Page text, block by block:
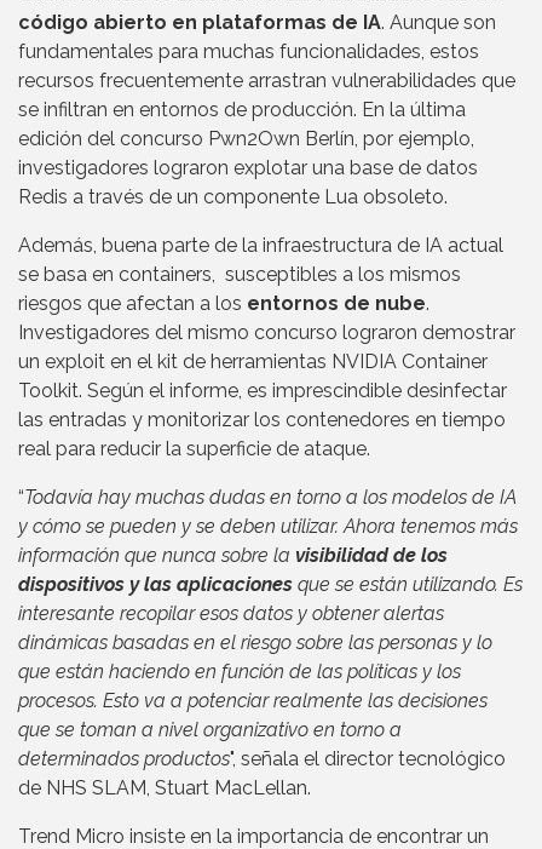
código abierto en plataformas de IA. Aunque son
fundamentales para muchas funcionalidades, estos
recursos frecuentemente arrastran vulnerabilidades que
se infiltran en entornos de producción. En la última
edición del concurso Pwn2Own Berlín, por ejemplo,
investigadores lograron explotar una base de datos
Redis a través de un componente Lua obsoleto.
Además, buena parte de la infraestructura de IA actual
se basa en containers, susceptibles a los mismos
riesgos que afectan a los entornos de nube.
Investigadores del mismo concurso lograron demostrar
un exploit en el kit de herramientas NVIDIA Container
Toolkit. Según el informe, es imprescindible desinfectar
las entradas y monitorizar los contenedores en tiempo
real para reducir la superficie de ataque.
“Todavía hay muchas dudas en torno a los modelos de IA
y cómo se pueden y se deben utilizar. Ahora tenemos más
información que nunca sobre la visibilidad de los
dispositivos y las aplicaciones que se están utilizando. Es
interesante recopilar esos datos y obtener alertas
dinámicas basadas en el riesgo sobre las personas y lo
que están haciendo en función de las políticas y los
procesos. Esto va a potenciar realmente las decisiones
que se toman a nivel organizativo en torno a
determinados productos", señala el director tecnológico
de NHS SLAM, Stuart MacLellan.
Trend Micro insiste en la importancia de encontrar un